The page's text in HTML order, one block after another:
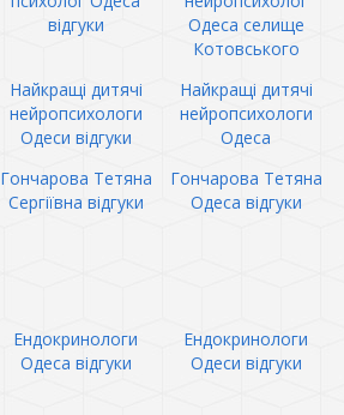
відгуки
Одеса селище
Котовського
Найкращі дитячі
нейропсихологи
Одеси відгуки
Найкращі дитячі
нейропсихологи
Одеса
Гончарова Тетяна
Сергіївна відгуки
Гончарова Тетяна
Одеса відгуки
Ендокринологи
Одеса відгуки
Ендокринологи
Одеси відгуки